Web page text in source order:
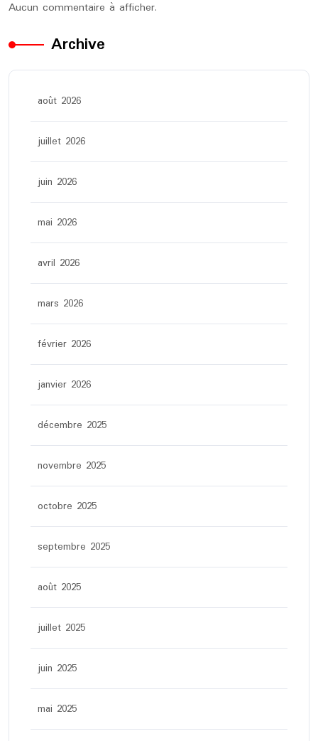
Aucun commentaire à afficher.
Archive
août 2026
juillet 2026
juin 2026
mai 2026
avril 2026
mars 2026
février 2026
janvier 2026
décembre 2025
novembre 2025
octobre 2025
septembre 2025
août 2025
juillet 2025
juin 2025
mai 2025